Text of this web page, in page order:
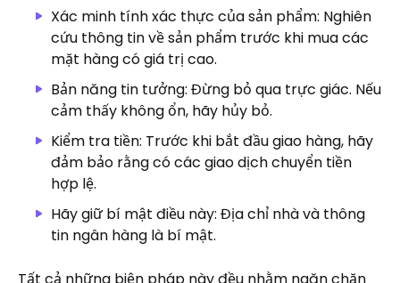
Xác minh tính xác thực của sản phẩm: Nghiên
cứu thông tin về sản phẩm trước khi mua các
mặt hàng có giá trị cao.
Bản năng tin tưởng: Đừng bỏ qua trực giác. Nếu
cảm thấy không ổn, hãy hủy bỏ.
Kiểm tra tiền: Trước khi bắt đầu giao hàng, hãy
đảm bảo rằng có các giao dịch chuyển tiền
hợp lệ.
Hãy giữ bí mật điều này: Địa chỉ nhà và thông
tin ngân hàng là bí mật.